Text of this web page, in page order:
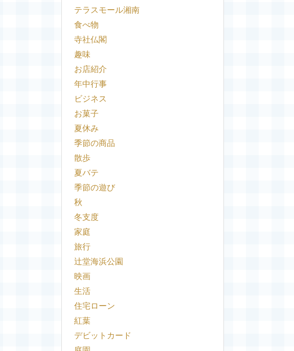
テラスモール湘南
食べ物
寺社仏閣
趣味
お店紹介
年中行事
ビジネス
お菓子
夏休み
季節の商品
散歩
夏バテ
季節の遊び
秋
冬支度
家庭
旅行
辻堂海浜公園
映画
生活
住宅ローン
紅葉
デビットカード